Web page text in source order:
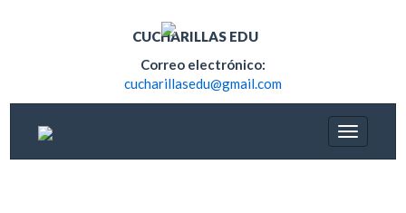
CUCHARILLAS EDU
Correo electrónico:
cucharillasedu@gmail.com